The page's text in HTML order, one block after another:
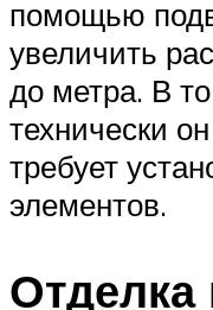
помощью
увеличить
до метра. В
технически
требует
элементов.
Отделка